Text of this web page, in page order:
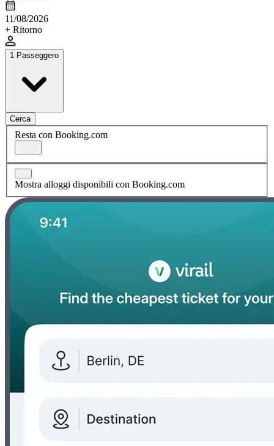
11/08/2026
+ Ritorno
1 Passeggero
Cerca
Resta con Booking.com
Mostra alloggi disponibili con Booking.com